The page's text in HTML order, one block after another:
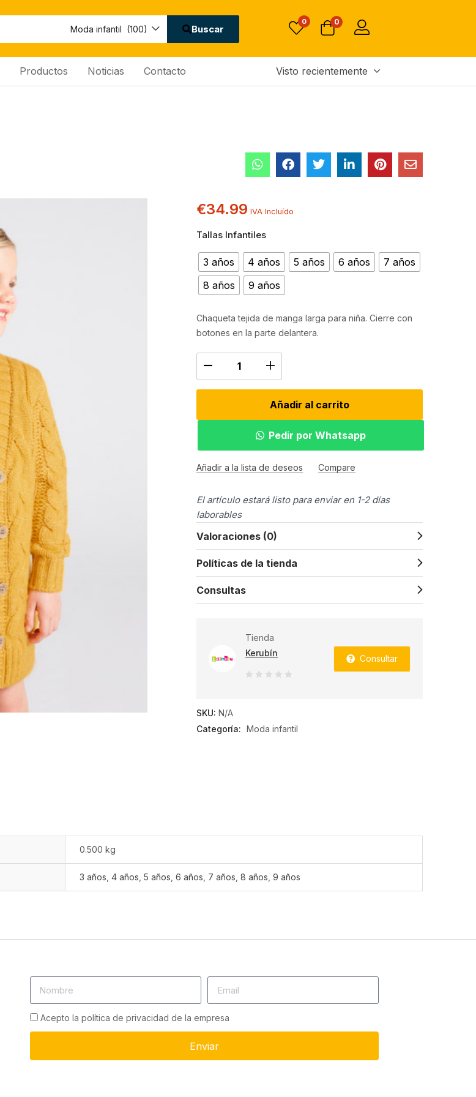
Moda infantil (100) Buscar
0 0
Productos Noticias Contacto Visto recientemente
€34.99 IVA Incluído
Tallas Infantiles
3 años 4 años 5 años 6 años
7 años
8 años
9 años
Chaqueta tejida de manga larga para niña. Cierre con
botones en la parte delantera.
Añadir al carrito
Pedir por Whatsapp
Añadir a la lista de deseos Compare
El artículo estará listo para enviar en 1-2 días
laborables
Valoraciones (0)
Políticas de la tienda
Consultas
Tienda
Kerubín
Consultar
SKU: N/A
Categoría: Moda infantil
0.500 kg
3 años 4 años 5 años 6 años 7 años 8 años 9 años
Acepto la política de privacidad de la empresa
Enviar